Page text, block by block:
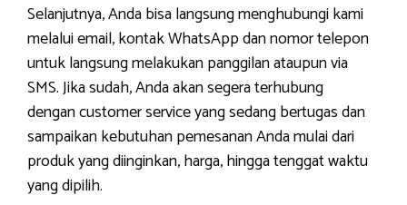
Selanjutnya, Anda bisa langsung menghubungi kami
melalui email, kontak WhatsApp dan nomor telepon
untuk langsung melakukan panggilan ataupun via
SMS. Jika sudah, Anda akan segera terhubung
dengan customer service yang sedang bertugas dan
sampaikan kebutuhan pemesanan Anda mulai dari
produk yang diinginkan, harga, hingga tenggat waktu
yang dipilih.